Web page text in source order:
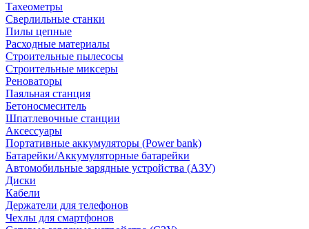
Тахеометры
Сверлильные станки
Пилы цепные
Расходные материалы
Строительные пылесосы
Строительные миксеры
Реноваторы
Паяльная станция
Бетоносмеситель
Шпатлевочные станции
Аксессуары
Портативные аккумуляторы (Power bank)
Батарейки/Аккумуляторные батарейки
Автомобильные зарядные устройства (АЗУ)
Диски
Кабели
Держатели для телефонов
Чехлы для смартфонов